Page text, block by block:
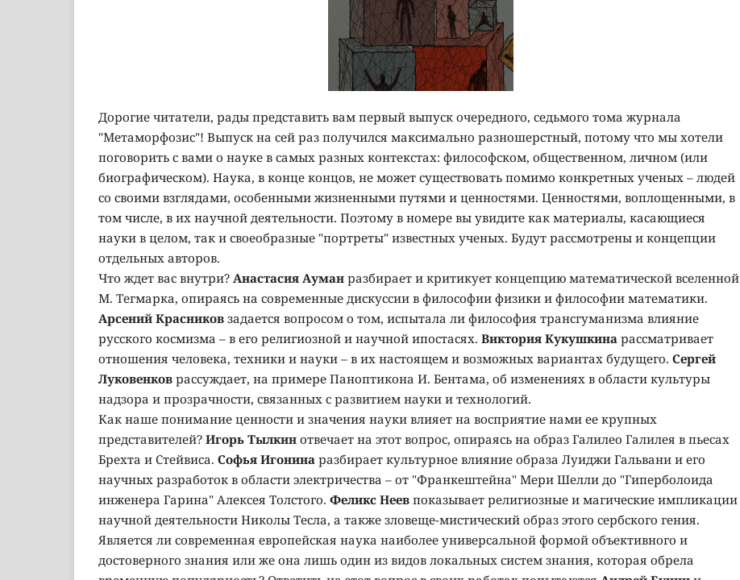
Дорогие читатели, рады представить вам первый выпуск очередного, седьмого тома журнала
"Метаморфозис"! Выпуск на сей раз получился максимально разношерстный, потому что мы хотели
поговорить с вами о науке в самых разных контекстах: философском, общественном, личном (или
биографическом). Наука, в конце концов, не может существовать помимо конкретных ученых – людей
со своими взглядами, особенными жизненными путями и ценностями. Ценностями, воплощенными, в
том числе, в их научной деятельности. Поэтому в номере вы увидите как материалы, касающиеся
науки в целом, так и своеобразные "портреты" известных ученых. Будут рассмотрены и концепции
отдельных авторов.
Что ждет вас внутри? Анастасия Ауман разбирает и критикует концепцию математической вселенной
М. Тегмарка, опираясь на современные дискуссии в философии физики и философии математики.
Арсений Красников задается вопросом о том, испытала ли философия трансгуманизма влияние
русского космизма – в его религиозной и научной ипостасях. Виктория Кукушкина рассматривает
отношения человека, техники и науки – в их настоящем и возможных вариантах будущего. Сергей
Луковенков рассуждает, на примере Паноптикона И. Бентама, об изменениях в области культуры
надзора и прозрачности, связанных с развитием науки и технологий.
Как наше понимание ценности и значения науки влияет на восприятие нами ее крупных
представителей? Игорь Тылкин отвечает на этот вопрос, опираясь на образ Галилео Галилея в пьесах
Брехта и Стейвиса. Софья Игонина разбирает культурное влияние образа Луиджи Гальвани и его
научных разработок в области электричества – от "Франкештейна" Мери Шелли до "Гиперболоида
инженера Гарина" Алексея Толстого. Феликс Неев показывает религиозные и магические импликации
научной деятельности Николы Тесла, а также зловеще-мистический образ этого сербского гения.
Является ли современная европейская наука наиболее универсальной формой объективного и
достоверного знания или же она лишь один из видов локальных систем знания, которая обрела